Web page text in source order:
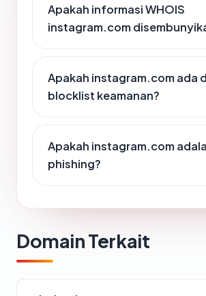
Apakah informasi WHOIS
instagram.com
Apakah instagram.com ada
blocklist keamanan?
Apakah instagram.com
phishing?
Domain Terkait